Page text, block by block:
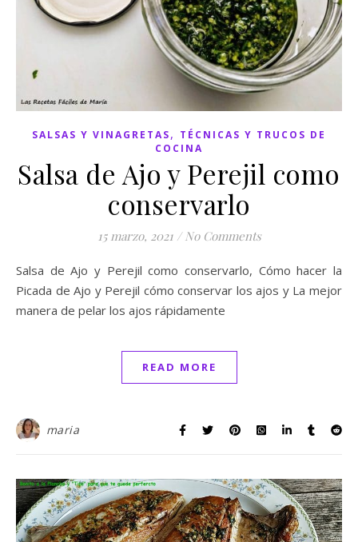
SALSAS Y VINAGRETAS, TÉCNICAS Y TRUCOS DE
COCINA
Salsa de Ajo y Perejil como
conservarlo
15 marzo, 2021 / No Comments
Salsa de Ajo y Perejil como conservarlo, Cómo hacer la
Picada de Ajo y Perejil cómo conservar los ajos y La mejor
manera de pelar los ajos rápidamente
READ MORE
maria